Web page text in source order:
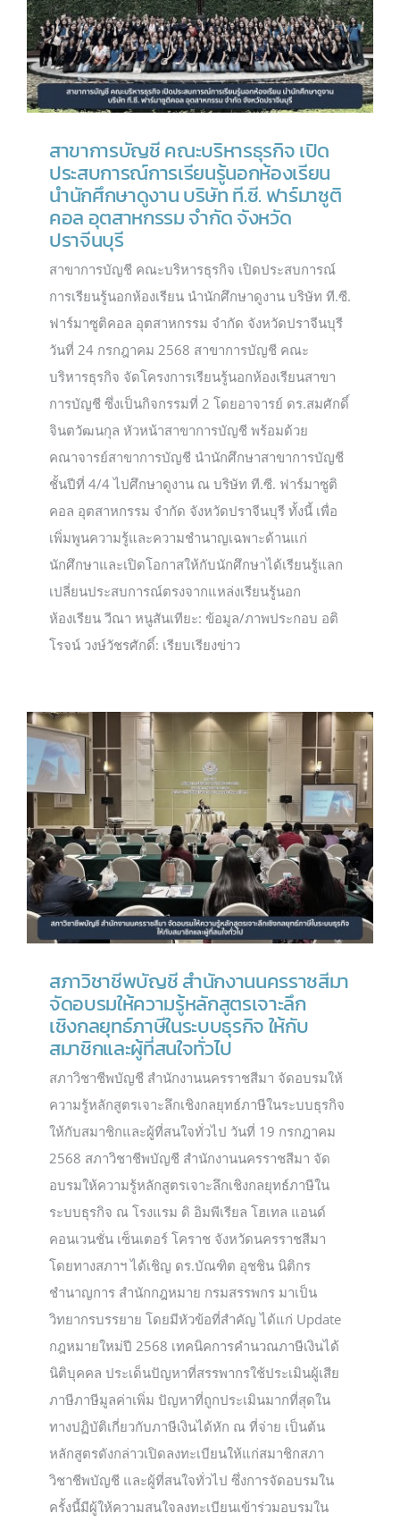
สาขาการบัญชี คณะบริหารธุรกิจ เปิด
ประสบการณ์การเรียนรู้นอกห้องเรียน
นำนักศึกษาดูงาน บริษัท ที.ซี. ฟาร์มาซูติ
คอล อุตสาหกรรม จำกัด จังหวัด
ปราจีนบุรี
สาขาการบัญชี คณะบริหารธุรกิจ เปิดประสบการณ์
การเรียนรู้นอกห้องเรียน นำนักศึกษาดูงาน บริษัท ที.ซี.
ฟาร์มาซูติคอล อุตสาหกรรม จำกัด จังหวัดปราจีนบุรี
วันที่ 24 กรกฎาคม 2568 สาขาการบัญชี คณะ
บริหารธุรกิจ จัดโครงการเรียนรู้นอกห้องเรียนสาขา
การบัญชี ซึ่งเป็นกิจกรรมที่ 2 โดยอาจารย์ ดร.สมศักดิ์
จินตวัฒนกุล หัวหน้าสาขาการบัญชี พร้อมด้วย
คณาจารย์สาขาการบัญชี นำนักศึกษาสาขาการบัญชี
ชั้นปีที่ 4/4 ไปศึกษาดูงาน ณ บริษัท ที.ซี. ฟาร์มาซูติ
คอล อุตสาหกรรม จำกัด จังหวัดปราจีนบุรี ทั้งนี้ เพื่อ
เพิ่มพูนความรู้และความชำนาญเฉพาะด้านแก่
นักศึกษาและเปิดโอกาสให้กับนักศึกษาได้เรียนรู้แลก
เปลี่ยนประสบการณ์ตรงจากแหล่งเรียนรู้นอก
ห้องเรียน วีณา หนูสันเทียะ: ข้อมูล/ภาพประกอบ อติ
โรจน์ วงษ์วัชรศักดิ์: เรียบเรียงข่าว
สภาวิชาชีพบัญชี สำนักงานนครราชสีมา
จัดอบรมให้ความรู้หลักสูตรเจาะลึก
เชิงกลยุทธ์ภาษีในระบบธุรกิจ ให้กับ
สมาชิกและผู้ที่สนใจทั่วไป
สภาวิชาชีพบัญชี สำนักงานนครราชสีมา จัดอบรมให้
ความรู้หลักสูตรเจาะลึกเชิงกลยุทธ์ภาษีในระบบธุรกิจ
ให้กับสมาชิกและผู้ที่สนใจทั่วไป วันที่ 19 กรกฎาคม
2568 สภาวิชาชีพบัญชี สำนักงานนครราชสีมา จัด
อบรมให้ความรู้หลักสูตรเจาะลึกเชิงกลยุทธ์ภาษีใน
ระบบธุรกิจ ณ โรงแรม ดิ อิมพีเรียล โฮเทล แอนด์
คอนเวนชั่น เซ็นเตอร์ โคราช จังหวัดนครราชสีมา
โดยทางสภาฯ ได้เชิญ ดร.บัณฑิต อุชชิน นิติกร
ชำนาญการ สำนักกฎหมาย กรมสรรพกร มาเป็น
วิทยากรบรรยาย โดยมีหัวข้อที่สำคัญ ได้แก่ Update
กฎหมายใหม่ปี 2568 เทคนิคการคำนวณภาษีเงินได้
นิติบุคคล ประเด็นปัญหาที่สรรพากรใช้ประเมินผู้เสีย
ภาษีภาษีมูลค่าเพิ่ม ปัญหาที่ถูกประเมินมากที่สุดใน
ทางปฏิบัติเกี่ยวกับภาษีเงินได้หัก ณ ที่จ่าย เป็นต้น
หลักสูตรดังกล่าวเปิดลงทะเบียนให้แก่สมาชิกสภา
วิชาชีพบัญชี และผู้ที่สนใจทั่วไป ซึ่งการจัดอบรมใน
ครั้งนี้มีผู้ให้ความสนใจลงทะเบียนเข้าร่วมอบรมใน